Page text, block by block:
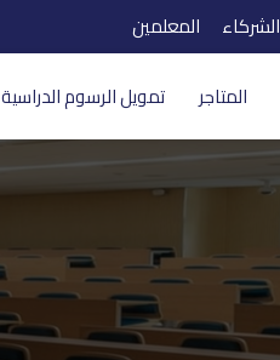
الشركاء المعلمين
المتاجر تمويل الرسوم الدراسية